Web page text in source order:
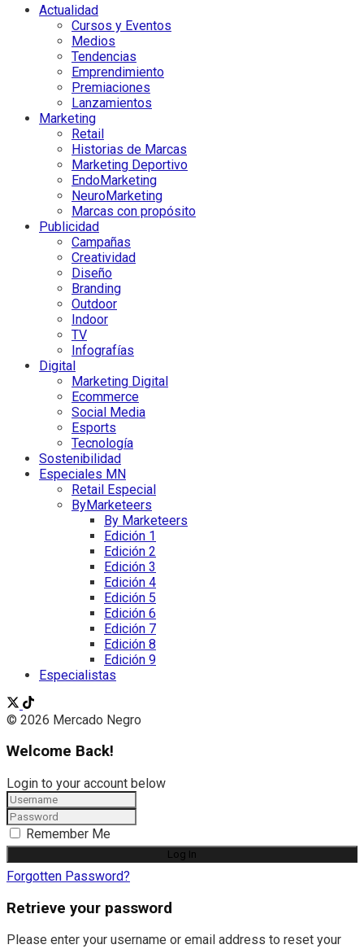
Actualidad
Cursos y Eventos
Medios
Tendencias
Emprendimiento
Premiaciones
Lanzamientos
Marketing
Retail
Historias de Marcas
Marketing Deportivo
EndoMarketing
NeuroMarketing
Marcas con propósito
Publicidad
Campañas
Creatividad
Diseño
Branding
Outdoor
Indoor
TV
Infografías
Digital
Marketing Digital
Ecommerce
Social Media
Esports
Tecnología
Sostenibilidad
Especiales MN
Retail Especial
ByMarketeers
By Marketeers
Edición 1
Edición 2
Edición 3
Edición 4
Edición 5
Edición 6
Edición 7
Edición 8
Edición 9
Especialistas
© 2026 Mercado Negro
Welcome Back!
Login to your account below
Remember Me
Forgotten Password?
Retrieve your password
Please enter your username or email address to reset your